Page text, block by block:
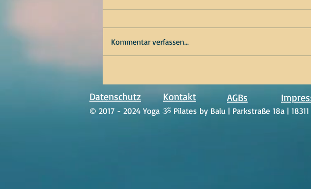
Kommentar verfassen...
Datenschutz Kontakt AGBs
© 2017 - 2024 Yoga ૐ Pilates by Balu | Parkstraße 18a |